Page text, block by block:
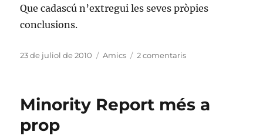
Que cadascú n’extregui les seves pròpies
conclusions.
Publicat
23 de juliol de 2010 Categories
Amics 2 comentarisa
català
Minority Report més a
prop